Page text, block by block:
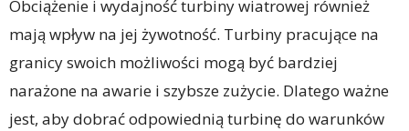
Obciążenie i wydajność turbiny wiatrowej również
mają wpływ na jej żywotność. Turbiny pracujące na
granicy swoich możliwości mogą być bardziej
narażone na awarie i szybsze zużycie. Dlatego ważne
jest, aby dobrać odpowiednią turbinę do warunków